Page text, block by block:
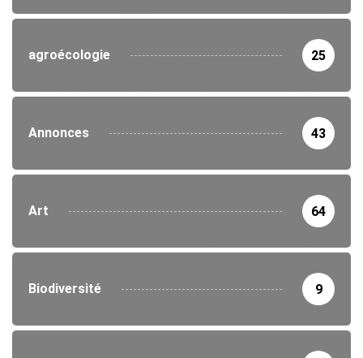
agroécologie 25
Annonces 43
Art 64
Biodiversité 9